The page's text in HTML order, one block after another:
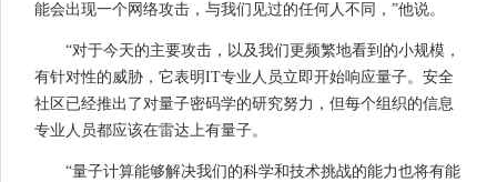
能会出现一个网络攻击，与我们见过的任何人不同，”他说。
“对于今天的主要攻击，以及我们更频繁地看到的小规模，
有针对性的威胁，它表明IT专业人员立即开始响应量子。安全
社区已经推出了对量子密码学的研究努力，但每个组织的信息
专业人员都应该在雷达上有量子。
“量子计算能够解决我们的科学和技术挑战的能力也将有能